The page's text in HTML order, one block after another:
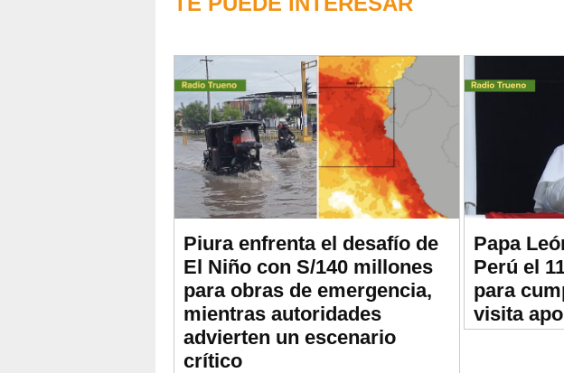
Piura enfrenta el desafío de
El Niño con S/140 millones
para obras de emergencia,
mientras autoridades
advierten un escenario
crítico
Papa
Perú el
para
visita